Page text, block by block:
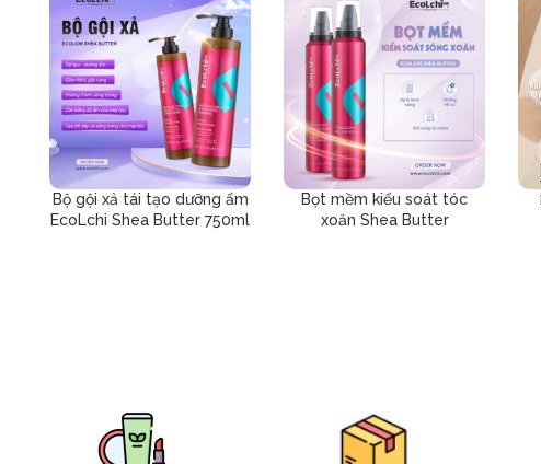
Bộ gội xả tái tạo dưỡng ẩm
EcoLchi Shea Butter 750ml
Bọt mềm kiểu soát tóc
xoăn Shea Butter